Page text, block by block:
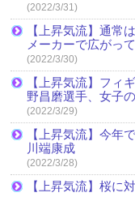
(2022/3/31)
【上昇気流】通常
メーカーで広がっ
(2022/3/30)
【上昇気流】フィ
野昌磨選手、女子
(2022/3/29)
【上昇気流】今年
川端康成
(2022/3/28)
【上昇気流】桜に